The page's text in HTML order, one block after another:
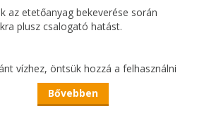
az etetőanyag bekeverése során
plusz csalogató hatást.
vízhez, öntsük hozzá a felhasználni
agy keverjük bele
így a folyadék és általa az aroma
Bővebben